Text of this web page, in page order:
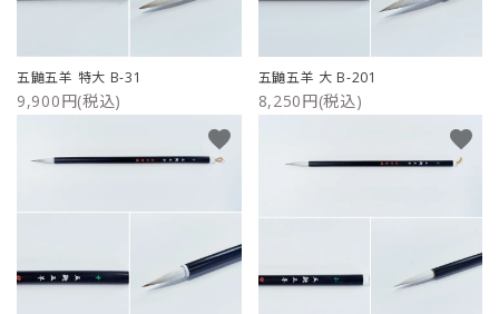
プライバシーポリシー
特定商取引法について
お問い合わせ
五鼬五羊 特大 B-31
9,900円(税込)
五鼬五羊 大 B-201
8,250円(税込)
favorite favorite